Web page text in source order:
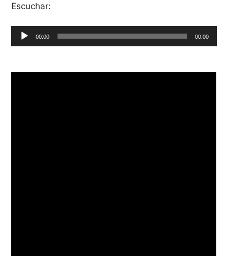
Escuchar:
Reproductor
de
00:00 00:00